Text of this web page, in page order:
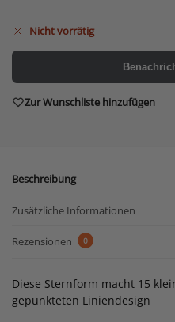
Nicht vorrätig
Zur Wunschliste hinzufügen
Beschreibung
Zusätzliche Informationen
Rezensionen 0
Diese Sternform macht 15
gepunkteten Liniendesign